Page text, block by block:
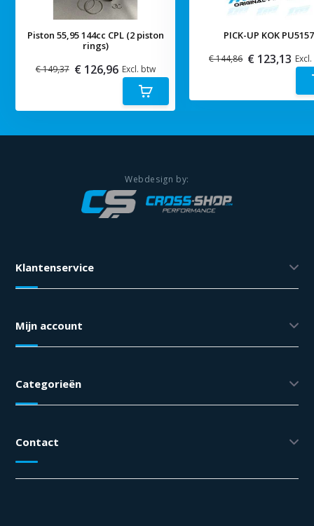
Piston 55,95 144cc CPL (2 piston
rings)
€ 149,37 € 126,96 Excl. btw
PICK-UP KOK PU5157
€ 144,86 € 123,13
Klantenservice
Mijn account
Categorieën
Contact